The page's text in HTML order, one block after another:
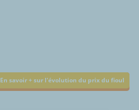
En savoir + sur l'évolution du prix du fioul